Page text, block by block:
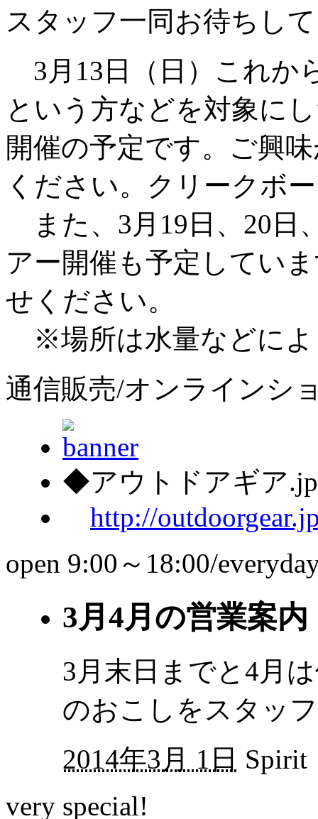
スタッフ一同お待ちし
3月13日（日）これか
という方などを対象に
開催の予定です。ご興
ください。クリークボ
また、3月19日、20日
アー開催も予定してい
せください。
※場所は水量などによ
通信販売/オンラインシ
◆アウトドアギア
http://
open 9:00～18:00/
3月4月の営業案内
3月末日までと4月
のおこしをスタッ
2014年3月 1日 Spirit
very special!